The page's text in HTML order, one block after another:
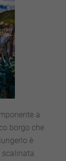
a
borgo che
è
scalinata